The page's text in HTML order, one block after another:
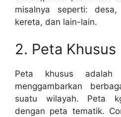
misalnya seperti:
kereta, dan lain-lain.
2. Peta Khusus
Peta khusus
menggambarkan
suatu wilayah. Peta
dengan peta tematik.